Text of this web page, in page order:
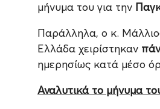
μήνυμα του για την
Παράλληλα, ο κ.
Ελλάδα χειρίστηκαν
ημερησίως κατά μέσο
Αναλυτικά το μήνυμα